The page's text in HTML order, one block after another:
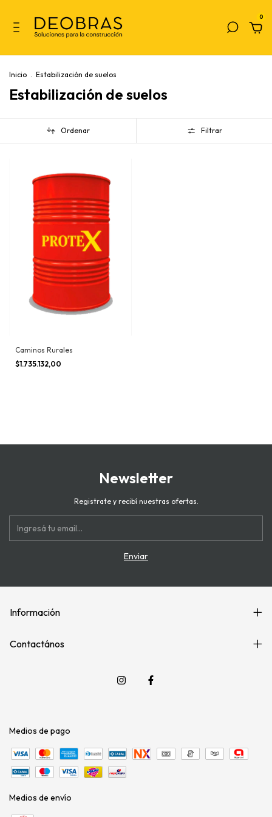
0
Inicio . Estabilización de suelos
Estabilización de suelos
Ordenar Filtrar
Caminos Rurales
$1.735.132,00
Newsletter
Registrate y recibí nuestras ofertas.
Información
Contactános
Medios de pago
Medios de envío